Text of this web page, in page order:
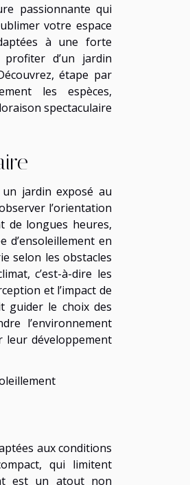
passionnante qui
votre espace
à une forte
d’un jardin
étape par
les espèces,
spectaculaire
jardin exposé au
l’orientation
de longues heures,
d’ensoleillement en
selon les obstacles
c’est-à-dire les
et l’impact de
guider le choix des
l’environnement
leur développement
aux conditions
qui limitent
est un atout non